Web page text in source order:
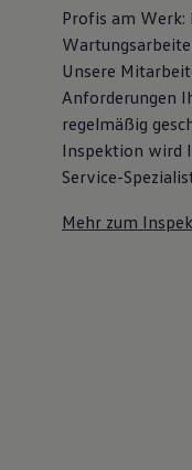
Autonomes
Online
California Welt
California
California
Vanlife
Routen
California
California App
California
Profis am Werk:
Unsere
Anforderungen
regelmäßig
Inspektion wird
Service-
Mehr zum